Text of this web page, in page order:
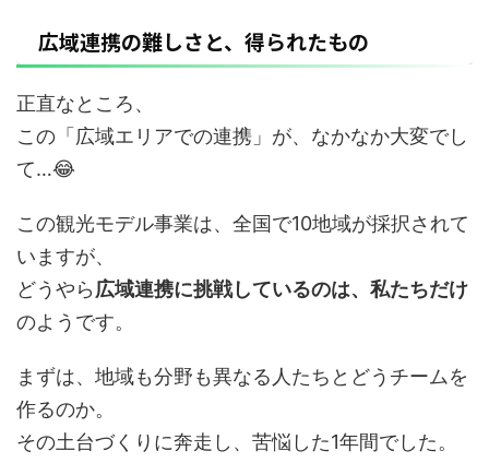
広域連携の難しさと、得られたもの
正直なところ、
この「広域エリアでの連携」が、なかなか大変でし
て…😂
この観光モデル事業は、全国で10地域が採択されて
いますが、
どうやら 広域連携に挑戦しているのは、私たちだけ
のようです。
まずは、地域も分野も異なる人たちとどうチームを
作るのか。
その土台づくりに奔走し、苦悩した1年間でした。